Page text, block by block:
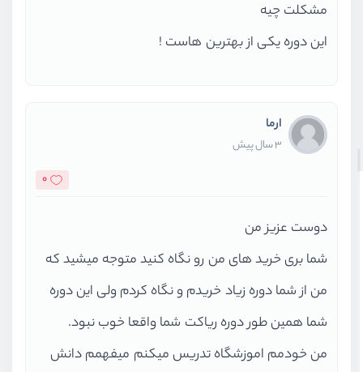
مشکلت چیه
این دوره یکی از بهترین هاست !
ارما
3 سال پیش
0
دوست عزیز من
شما بری خرید های من رو نگاه کنید متوجه میشید که
من از شما دوره زیاد خریدم و نگاه کردم ولی این دوره
شما همین طور دوره ریاکت شما واقعا خوب نبود.
من خودمم اموزشگاه تدریس میکنم میفهمم دانش